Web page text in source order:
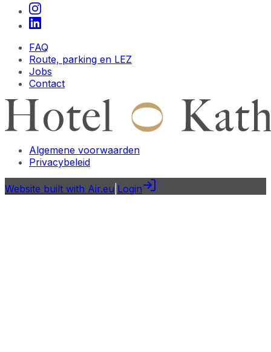
FAQ
Route, parking en LEZ
Jobs
Contact
Algemene voorwaarden
Privacybeleid
Website built with Air.eu Login